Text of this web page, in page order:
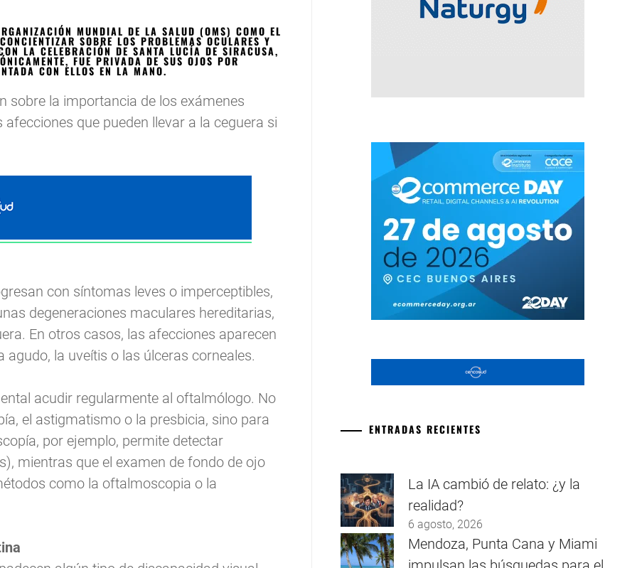
MUNDIAL DE LA SALUD (OMS) COMO EL
SOBRE LOS PROBLEMAS OCULARES Y
LA CELEBRACIÓN DE SANTA LUCÍA DE SIRACUSA,
FUE PRIVADA DE SUS OJOS POR
CON ELLOS EN LA MANO.
sobre la importancia de los exámenes
que pueden llevar a la ceguera si
con síntomas leves o imperceptibles,
degeneraciones maculares hereditarias,
En otros casos, las afecciones aparecen
la uveítis o las úlceras corneales.
acudir regularmente al oftalmólogo. No
el astigmatismo o la presbicia, sino para
por ejemplo, permite detectar
mientras que el examen de fondo de ojo
como la oftalmoscopia o la
ENTRADAS RECIENTES
La IA cambió de relato: ¿y la
realidad?
6 agosto, 2026
Mendoza, Punta Cana y Miami